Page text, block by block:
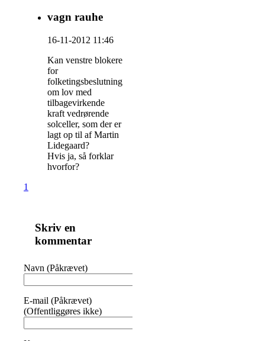
vagn rauhe
16-11-2012 11:46
Kan venstre blokere
for
folketingsbeslutning
om lov med
tilbagevirkende
kraft vedrørende
solceller, som der er
lagt op til af Martin
Lidegaard?
Hvis ja, så forklar
hvorfor?
1
Skriv en
kommentar
Navn (Påkrævet)
E-mail (Påkrævet)
(Offentliggøres ikke)